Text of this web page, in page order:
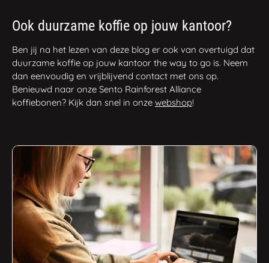
Ook duurzame koffie op jouw kantoor?
Ben jij na het lezen van deze blog er ook van overtuigd dat
duurzame koffie op jouw kantoor the way to go is. Neem
dan eenvoudig en vrijblijvend contact met ons op.
Benieuwd naar onze Sento Rainforest Alliance
koffiebonen? Kijk dan snel in onze webshop!